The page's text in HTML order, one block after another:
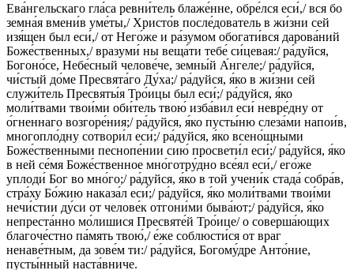
Ева́нгельскаго гла́са ревни́тель блаже́нне, обре́лся еси́,/ вся бо
земна́я вмени́в уме́ты,/ Христо́в после́дователь в жи́зни сей
изя́щен был еси́,/ от Него́же и ра́зумом обогати́вся дарова́ний
Боже́ственных,/ вразуми́ ны веща́ти тебе́ си́цевая:/ ра́дуйся,
Богоно́се, Небе́сный челове́че, земны́й А́нгеле;/ ра́дуйся,
чи́стый до́ме Пресвята́го Ду́ха;/ ра́дуйся, я́ко в жи́зни сей
служи́тель Пресвяты́я Тро́ицы был еси́;/ ра́дуйся, я́ко
моли́твами твои́ми оби́тель твою́ изба́вил еси́ невре́дну от
о́гненнаго возгоре́ния;/ ра́дуйся, я́ко пусты́ню слеза́ми напои́в,
многопло́дну сотвори́л еси́;/ ра́дуйся, я́ко всено́щными
Боже́ственными песнопе́нии сию́ просвети́л еси́;/ ра́дуйся, я́ко
в ней се́мя Боже́ственное мно́готру́дно все́ял еси́,/ его́же
уплоди́ Бог во мно́го;/ ра́дуйся, я́ко в той учени́к стада́ собра́в,
стра́ху Бо́жию наказа́л еси́;/ ра́дуйся, я́ко моли́твами твои́ми
нечи́стии ду́си от челове́к отгони́ми быва́ют;/ ра́дуйся, я́ко
непреста́нно мо́лишися Пресвяте́й Тро́ице/ о соверша́ющих
благоче́стно па́мять твою́,/ е́же соблюсти́ся от враг
ненаве́тным, да зове́м ти:/ ра́дуйся, Богому́дре Анто́ние,
пусты́нный наста́вниче.